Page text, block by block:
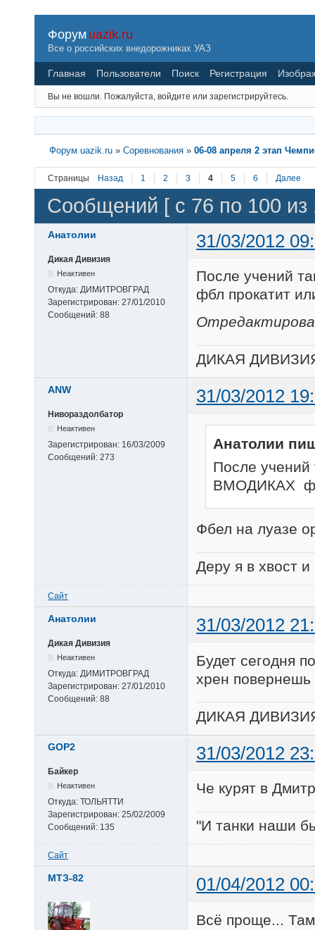
Форум uazik.ru
Все о российских внедорожниках УАЗ
Главная Пользователи Поиск Регистрация
Вы не вошли. Пожалуйста, войдите или зарегистрируйтесь.
Форум uazik.ru » Соревнования » 06-08 апреля 2 этап
Страницы Назад 1 2 3 4 5 6 Далее
Сообщений [ с 76 по 100 из
Анатолии 31/03/2012
Дикая Дивизия
Неактивен
Откуда: ДИМИТРОВГРАД
Зарегистрирован: 27/01/2010
Сообщений: 88
После учений
фбл прокатит
ДИКАЯ
ANW 31/03/2012
Нивораздолбатор
Неактивен
Зарегистрирован: 16/03/2009
Сообщений: 273
Анатолии
После
ВМОДИКАХ
Фбел на луазе
Деру я в хвост
Сайт
Анатолии 31/03/2012
Дикая Дивизия
Неактивен
Откуда: ДИМИТРОВГРАД
Зарегистрирован: 27/01/2010
Сообщений: 88
Будет сегодня
хрен
ДИКАЯ
GOP2 31/03/2012
Байкер
Неактивен
Откуда: ТОЛЬЯТТИ
Зарегистрирован: 25/02/2009
Сообщений: 135
Че курят в
"И танки наши
Сайт
МТЗ-82 01/04/2012
Всё проще...